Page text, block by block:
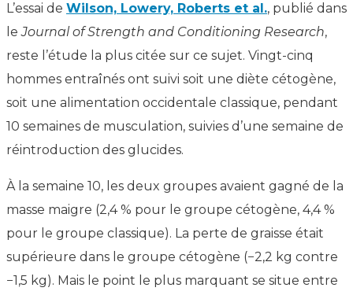
L’essai de Wilson, Lowery, Roberts et al., publié dans
leJournal of Strength and Conditioning Research,
reste l’étude la plus citée sur ce sujet. Vingt-cinq
hommes entraînés ont suivi soit une diète cétogène,
soit une alimentation occidentale classique, pendant
10 semaines de musculation, suivies d’une semaine de
réintroduction des glucides.
À la semaine 10, les deux groupes avaient gagné de la
masse maigre (2,4 % pour le groupe cétogène, 4,4 %
pour le groupe classique). La perte de graisse était
supérieure dans le groupe cétogène (−2,2 kg contre
−1,5 kg). Mais le point le plus marquant se situe entre